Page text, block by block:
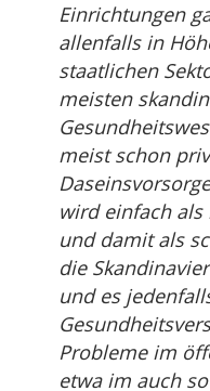
Einrichtungen
allenfalls in
staatlichen
meisten
meist schon
wird einfach
und damit als
die
und es
Probleme im
etwa im auch